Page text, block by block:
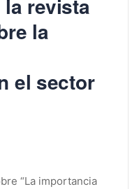
revista
la
el sector
“La importancia